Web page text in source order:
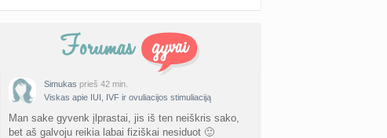
Simukas prieš 42 min.
Viskas apie IUI, IVF ir ovuliacijos stimuliaciją
Man sake gyvenk įlprastai, jis iš ten neiškris sako,
bet aš galvoju reikia labai fiziškai nesiduot 🙂